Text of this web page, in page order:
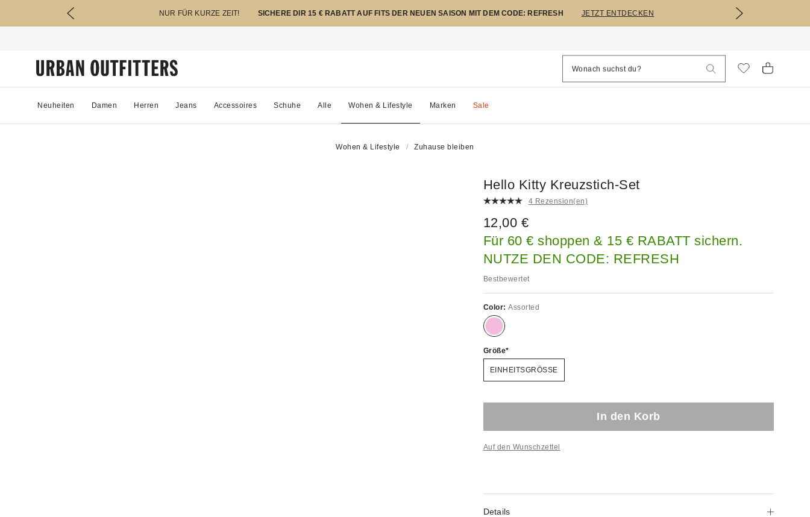
NUR FÜR KURZE ZEIT! SICHERE DIR 15 € RABATT AUF FITS DER NEUEN SAISON MIT DEM CODE: REFRESH JETZT ENTDECKEN
Neuheiten Damen Herren Jeans Accessoires Schuhe Alle Wohen & Lifestyle Marken Sale
Wohen & Lifestyle Zuhause bleiben
Hello Kitty Kreuzstich-Set
4 Rezension(en)
12,00 €
Für 60 € shoppen & 15 € RABATT sichern.
NUTZE DEN CODE: REFRESH
Bestbewertet
Color:Assorted
Größe
EINHEITSGRÖSSE
In den Korb
Auf den Wunschzettel
Details